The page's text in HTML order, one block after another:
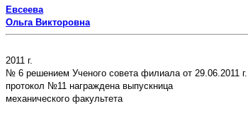
Евсеева
Ольга Викторовна
2011 г.
№ 6 решением Ученого совета филиала от 29.06.2011 г.
протокол №11 награждена выпускница
механического факультета